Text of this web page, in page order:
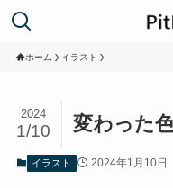
ホーム イラスト
変わった
2024
1/10
イラスト 2024年1月10日